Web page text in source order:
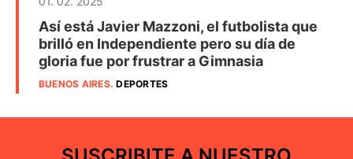
Así está Javier Mazzoni, el futbolista que
brilló en Independiente pero su día de
gloria fue por frustrar a Gimnasia
BUENOS AIRES.DEPORTES